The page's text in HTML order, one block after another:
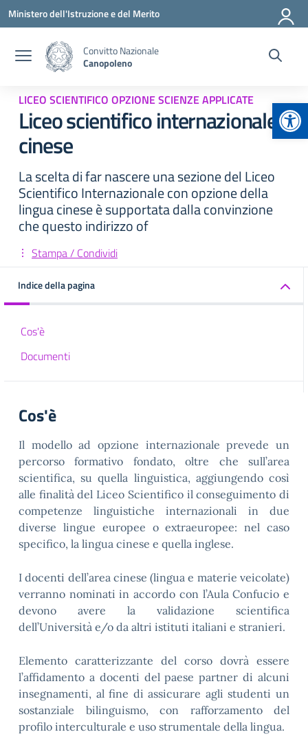
Vai ai contenuti
Vai al menu di navigazione
Vai al footer
Ministero dell'Istruzione e del Merito
Convitto Nazionale
Canopoleno
LICEO SCIENTIFICO OPZIONE SCIENZE APPLICATE
Liceo scientifico internazionale
cinese
La scelta di far nascere una sezione del Liceo
Scientifico Internazionale con opzione della
lingua cinese è supportata dalla convinzione
che questo indirizzo of
Stampa / Condividi
Indice della pagina
Cos'è
Documenti
Cos'è
Il modello ad opzione internazionale prevede un
percorso formativo fondato, oltre che sull’area
scientifica, su quella linguistica, aggiungendo così
alle finalità del Liceo Scientifico il conseguimento di
competenze linguistiche internazionali in due
diverse lingue europee o extraeuropee: nel caso
specifico, la lingua cinese e quella inglese.
I docenti dell’area cinese (lingua e materie veicolate)
verranno nominati in accordo con l’Aula Confucio e
devono avere la validazione scientifica
dell’Università e/o da altri istituti italiani e stranieri.
Elemento caratterizzante del corso dovrà essere
l’affidamento a docenti del paese partner di alcuni
insegnamenti, al fine di assicurare agli studenti un
sostanziale bilinguismo, con rafforzamento del
profilo interculturale e uso strumentale della lingua.